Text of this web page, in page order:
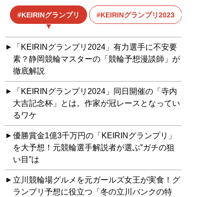
KEIRINグランプリ KEIRINグランプリ2023
「KEIRINグランプリ2024」有力選手に不安要
素？静岡競輪マスターの「競輪予想漫談師」が
徹底解説
「KEIRINグランプリ2024」同日開催の「寺内
大吉記念杯」とは。作家が冠レースとなってい
るワケ
優勝賞金1億3千万円の「KEIRINグランプリ」
を大予想！元競輪選手解説者が選ぶ‟ガチの狙
い目”は
立川競輪場グルメを元ガールズ女王が実食！グ
ランプリ予想に役立つ「冬の立川バンクの特